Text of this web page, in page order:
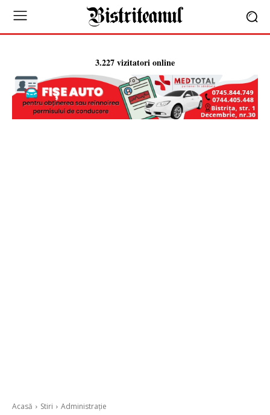
3.227 vizitatori online
Acasă Stiri Administrație